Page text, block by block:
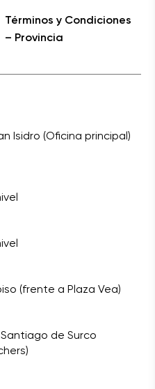
Términos y Condiciones
– Provincia
Isidro (Oficina principal)
(frente a Plaza Vea)
de Surco